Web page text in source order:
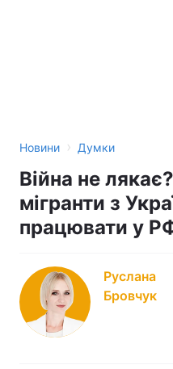
Новини › Думки
Війна не
мігранти з
працювати у
Руслана
Бровчук